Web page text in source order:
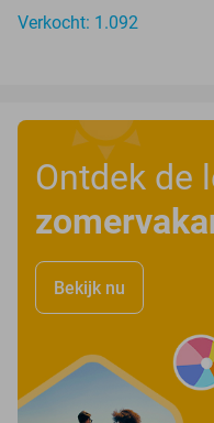
Verkocht: 1.092
Ontdek de
Bekijk nu